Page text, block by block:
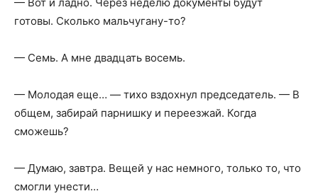
готовы. Сколько мальчугану-то?
— Семь. А мне двадцать восемь.
— Молодая еще… — тихо вздохнул председатель. — В
общем, забирай парнишку и переезжай. Когда
сможешь?
— Думаю, завтра. Вещей у нас немного, только то, что
смогли унести…